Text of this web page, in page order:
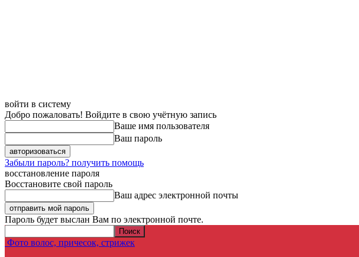
войти в систему
Добро пожаловать! Войдите в свою учётную запись
Ваше имя пользователя
Ваш пароль
Забыли пароль? получить помощь
восстановление пароля
Восстановите свой пароль
Ваш адрес электронной почты
Пароль будет выслан Вам по электронной почте.
Фото волос, причесок, стрижек